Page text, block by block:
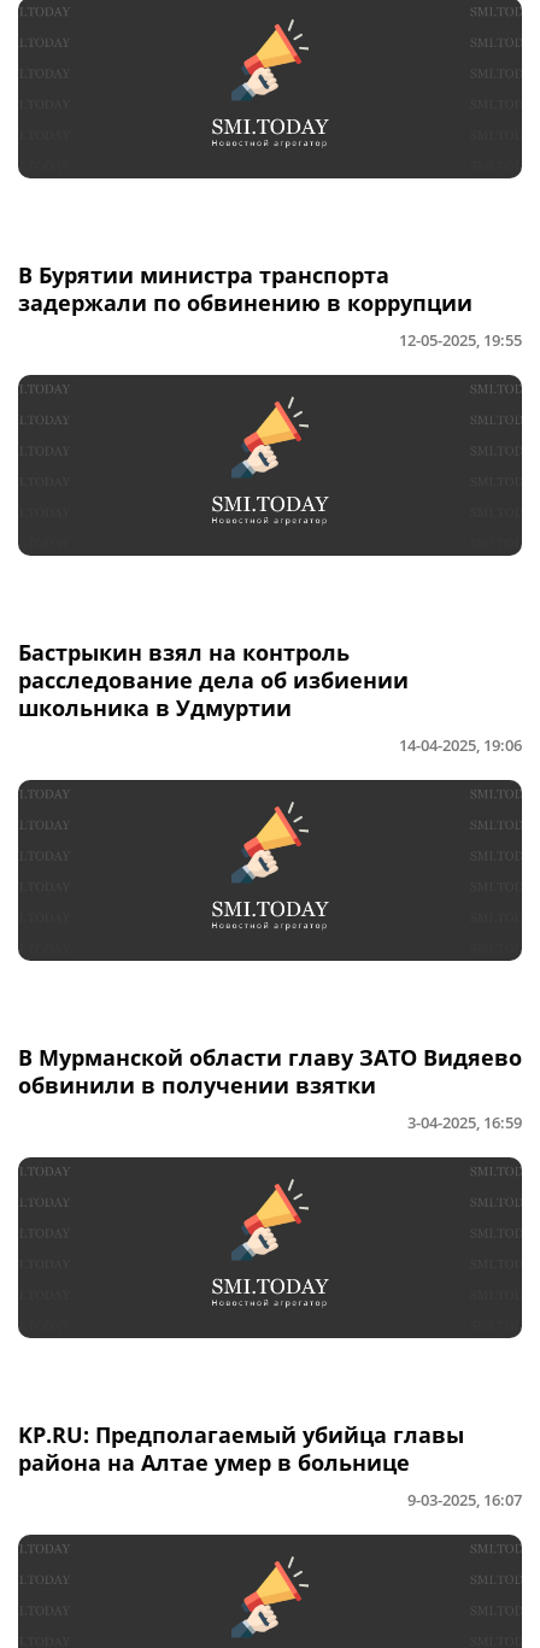
В Бурятии министра транспорта
задержали по обвинению в коррупции
12-05-2025, 19:55
Бастрыкин взял на контроль
расследование дела об избиении
школьника в Удмуртии
14-04-2025, 19:06
В Мурманской области главу ЗАТО Видяево
обвинили в получении взятки
3-04-2025, 16:59
KP.RU: Предполагаемый убийца главы
района на Алтае умер в больнице
9-03-2025, 16:07